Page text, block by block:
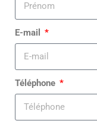
E-mail
Téléphone